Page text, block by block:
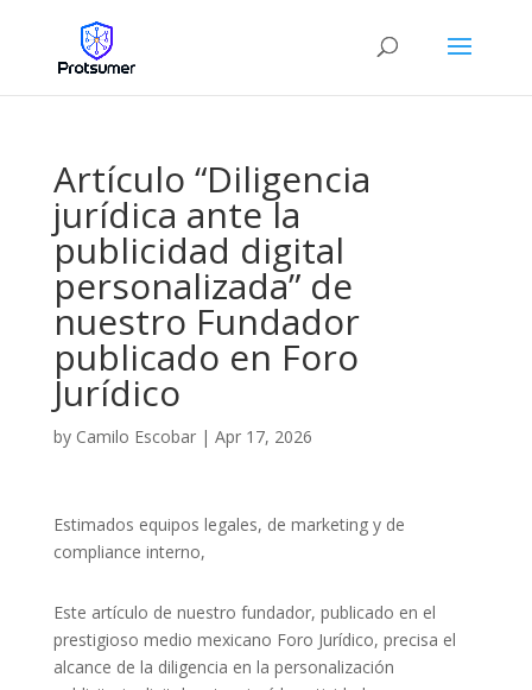
Artículo “Diligencia
jurídica ante la
publicidad digital
personalizada” de
nuestro Fundador
publicado en Foro
Jurídico
by Camilo Escobar| Apr 17, 2026
Estimados equipos legales, de marketing y de
compliance interno,
Este artículo de nuestro fundador, publicado en el
prestigioso medio mexicano Foro Jurídico, precisa el
alcance de la diligencia en la personalización